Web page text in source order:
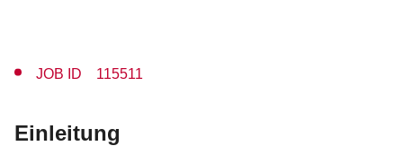
JOB ID 115511
Einleitung